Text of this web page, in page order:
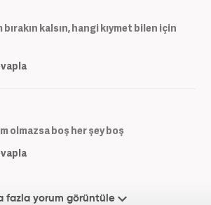
kalsın, hangi kıymet bilen için
olmazsa boş her şey boş
fazla yorum görüntüle